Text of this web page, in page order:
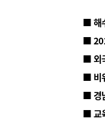
■ 해
■
■ 외
■ 비